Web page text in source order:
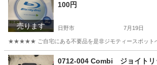
売ります
100円
日野市 7月19日
★★★★★ ご自宅にある不要品を是非ジモティースポットへ
東京 日野市 映像プレーヤー、レコーダー 現地
0712-004 Combi ジョイトリ